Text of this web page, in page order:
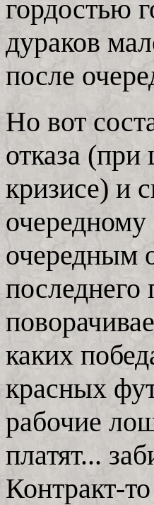
гордостью
дураков
после
Но вот
отказа
кризисе) и
очередным
каких
красных
рабочие
платят...
Контракт-